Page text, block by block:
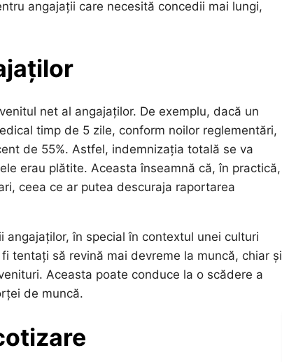
angajații care necesită concedii mai lungi,
net al angajaților. De exemplu, dacă un
timp de 5 zile, conform noilor reglementări,
de 55%. Astfel, indemnizația totală se va
erau plătite. Aceasta înseamnă că, în practică,
ceea ce ar putea descuraja raportarea
în special în contextul unei culturi
tentați să revină mai devreme la muncă, chiar și
Aceasta poate conduce la o scădere a
de muncă.